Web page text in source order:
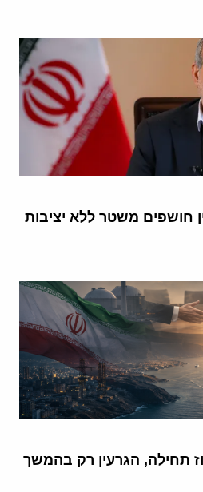
חושפים משטר ללא יציבות
תחילה, הגרעין רק בהמשך